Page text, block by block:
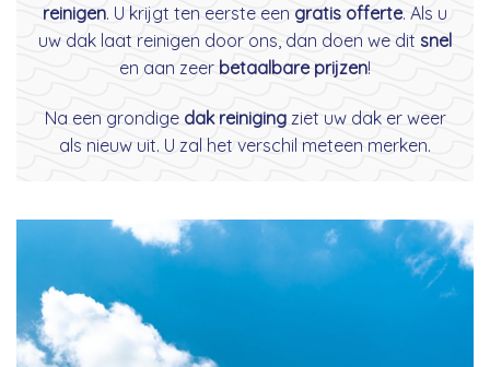
reinigen. U krijgt ten eerste een gratis offerte. Als u
uw dak laat reinigen door ons, dan doen we dit snel
en aan zeer betaalbare prijzen!
Na een grondige dak reinigingziet uw dak er weer
als nieuw uit. U zal het verschil meteen merken.